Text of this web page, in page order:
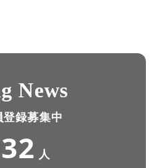
News
録募集中
人